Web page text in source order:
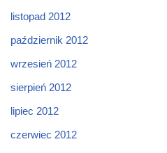
listopad 2012
październik 2012
wrzesień 2012
sierpień 2012
lipiec 2012
czerwiec 2012